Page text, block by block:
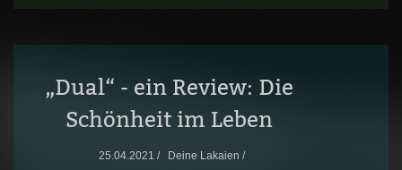
„Dual“ - ein Review: Die
Schönheit im Leben
25.04.2021 / Deine Lakaien /